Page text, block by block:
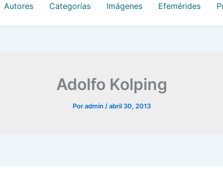
Autores Categorías Imágenes Efemérides
Adolfo Kolping
Poradmin /abril 30, 2013